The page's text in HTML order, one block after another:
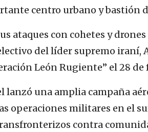
centro urbano y bastión
ataques con cohetes y
del líder supremo iraní,
León Rugiente” el 28 de
lanzó una amplia campaña
operaciones militares en el
contra